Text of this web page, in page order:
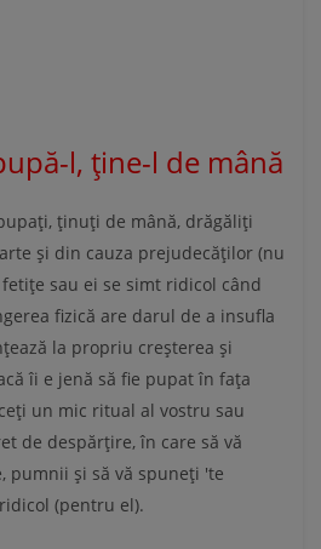
l, ține-l de mână
ținuți de mână, drăgăliți
și din cauza prejudecăților (nu
sau ei se simt ridicol când
fizică are darul de a insufla
la propriu creșterea și
îi e jenă să fie pupat în fața
un mic ritual al vostru sau
de despărțire, în care să vă
pumnii și să vă spuneți 'te
(pentru el).